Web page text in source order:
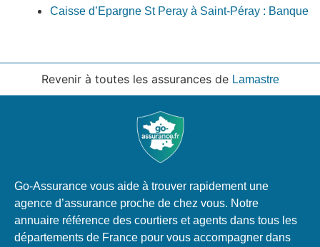
Caisse d’Epargne St Peray à Saint-Péray : Banque
Revenir à toutes les assurances de Lamastre
Go-Assurance vous aide à trouver rapidement une
agence d’assurance proche de chez vous. Notre
annuaire référence des courtiers et agents dans tous les
départements de France pour vous accompagner dans